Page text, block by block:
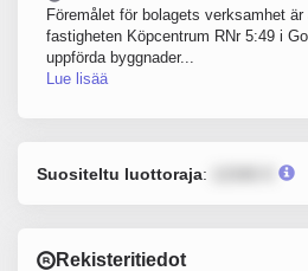
Föremålet för bolagets verksamhet
fastigheten Köpcentrum RNr 5:49 i
uppförda byggnader...
Lue lisää
Suositeltu luottoraja:
Rekisteritiedot